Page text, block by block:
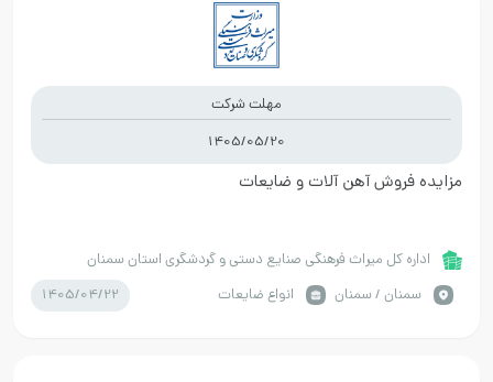
مهلت شرکت
1405/05/20
مزایده فروش آهن آلات و ضایعات
اداره کل میراث فرهنگی صنایع دستی و گردشگری استان سمنان
سمنان / سمنان
انواع ضایعات 1405/04/22